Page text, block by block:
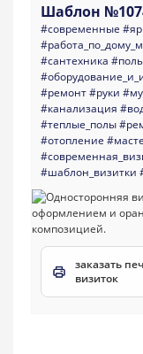
Шаблон
#современные
#сантехника
#ремонт#руки
#канализация
#теплые_полы
#отопление
#шаблон_визитки
заказать
визиток